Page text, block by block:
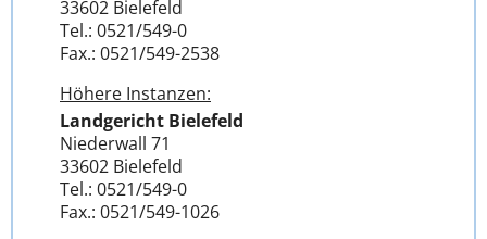
33602 Bielefeld
Tel.: 0521/549-0
Fax.: 0521/549-2538
Höhere Instanzen:
Landgericht Bielefeld
Niederwall 71
33602 Bielefeld
Tel.: 0521/549-0
Fax.: 0521/549-1026